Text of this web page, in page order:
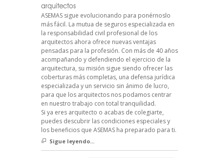
arquitectos
ASEMAS sigue evolucionando para ponérnoslo
más fácil. La mutua de seguros especializada en
la responsabilidad civil profesional de los
arquitectos ahora ofrece nuevas ventajas
pensadas para la profesión. Con más de 40 años
acompañando y defendiendo el ejercicio de la
arquitectura, su misión sigue siendo ofrecer las
coberturas más completas, una defensa jurídica
especializada y un servicio sin ánimo de lucro,
para que los arquitectos nos podamos centrar
en nuestro trabajo con total tranquilidad.
Si ya eres arquitecto o acabas de colegiarte,
puedes descubrir las condiciones especiales y
los beneficios que ASEMAS ha preparado para ti.
Sigue leyendo...